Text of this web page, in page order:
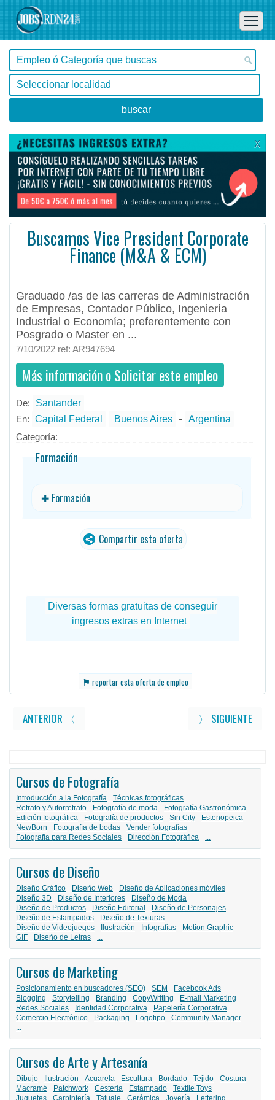
X
Buscamos Vice President Corporate
Finance (M&A & ECM)
Graduado /as de las carreras de Administración
de Empresas, Contador Público, Ingeniería
Industrial o Economía; preferentemente con
Posgrado o Master en ...
7/10/2022 ref: AR947694
Más información o Solicitar este empleo
De: Santander
En: Capital Federal Buenos Aires - Argentina
Categoría:
Formación
✚ Formación
Compartir esta oferta
⚑ reportar esta oferta de empleo
ANTERIOR 〈 〉 SIGUIENTE
Cursos de Fotografía
Introducción a la Fotografía
Técnicas fotográficas
Retrato y Autorretrato
Fotografía de moda
Fotografía Gastronómica
Edición fotográfica
Fotografía de productos Sin City
Estenopeica
NewBorn
Fotografía de bodas
Vender fotografías
Fotografía para Redes Sociales
Dirección Fotográfica ...
Cursos de Diseño
Diseño Gráfico Diseño Web
Diseño de Aplicaciones móviles
Diseño 3D
Diseño de Interiores
Diseño de Moda
Diseño de Productos
Diseño Editorial
Diseño de Personajes
Diseño de Estampados
Diseño de Texturas
Diseño de Videojuegos
Ilustración Infografías
Motion Graphic
GIF
Diseño de Letras ...
Cursos de Marketing
Posicionamiento en buscadores (SEO) SEM
Facebook Ads
Blogging
Storytelling Branding CopyWriting
E-mail Marketing
Redes Sociales
Identidad Corporativa
Papelería Corporativa
Comercio Electrónico
Packaging Logotipo
Community Manager
...
Cursos de Arte y Artesanía
Dibujo Ilustración Acuarela Escultura Bordado Tejido
Costura
Macramé
Patchwork Cestería Estampado
Textile Toys
Juguetes
Carpintería Tatuaje Cerámica Joyería Lettering